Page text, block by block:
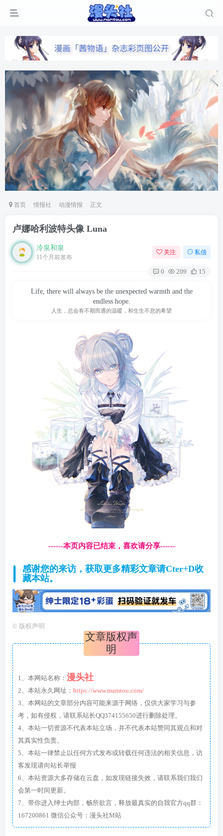
首页 情报社 动漫情报 正文
卢娜哈利波特头像 Luna
冷泉和泉
11个月前发布
关注 私信
0 209 15
Life, there will always be the unexpected warmth and the
endless hope.
人生，总会有不期而遇的温暖，和生生不息的希望
------本页内容已结束，喜欢请分享------
感谢您的来访，获取更多精彩文章请Cter+D收
藏本站。
© 版权声明
文章版权声
明
1、本网站名称： 漫头社
2、本站永久网址： https://www.mamtou.com/
3、本网站的文章部分内容可能来源于网络，仅供大家学习与参
考，如有侵权，请联系站长QQ374155650进行删除处理。
4、本站一切资源不代表本站立场，并不代表本站赞同其观点和对
其真实性负责。
5、本站一律禁止以任何方式发布或转载任何违法的相关信息，访
客发现请向站长举报
6、本站资源大多存储在云盘，如发现链接失效，请联系我们我们
会第一时间更新。
7、带你进入绅士内部，畅所欲言，释放最真实的自我官方qq群：
167200861 微信公众号：漫头社M站